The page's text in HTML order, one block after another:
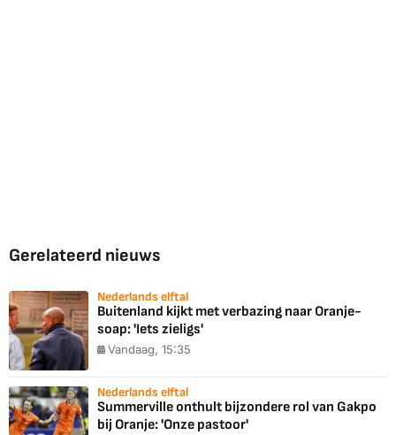
Gerelateerd nieuws
Nederlands elftal
Buitenland kijkt met verbazing naar Oranje-
soap: 'Iets zieligs'
Vandaag, 15:35
Nederlands elftal
Summerville onthult bijzondere rol van Gakpo
bij Oranje: 'Onze pastoor'